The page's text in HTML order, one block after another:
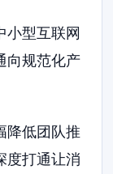
小型互联网
向规范化产
降低团队推
度打通让消